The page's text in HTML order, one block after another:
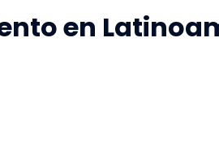
en